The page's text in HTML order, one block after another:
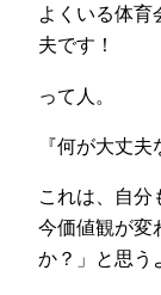
よくいる体育
夫です！
って人。
『何が大丈
これは、自分
今価値観が変
か？」と思う